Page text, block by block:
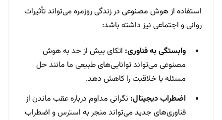
استفاده از هوش مصنوعی در زندگی روزمره می‌تواند تأثیرات
روانی و اجتماعی نیز داشته باشد:
وابستگی به فناوری: اتکای بیش از حد به هوش
مصنوعی می‌تواند توانایی‌های طبیعی ما مانند حل
مسئله یا خلاقیت را کاهش دهد.
اضطراب دیجیتال: نگرانی مداوم درباره عقب ماندن از
فناوری‌های جدید می‌تواند منجر به استرس و اضطراب